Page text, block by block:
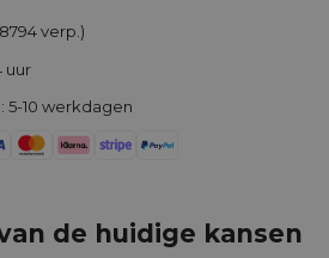
verp.)
uur
10 werkdagen
de huidige kansen